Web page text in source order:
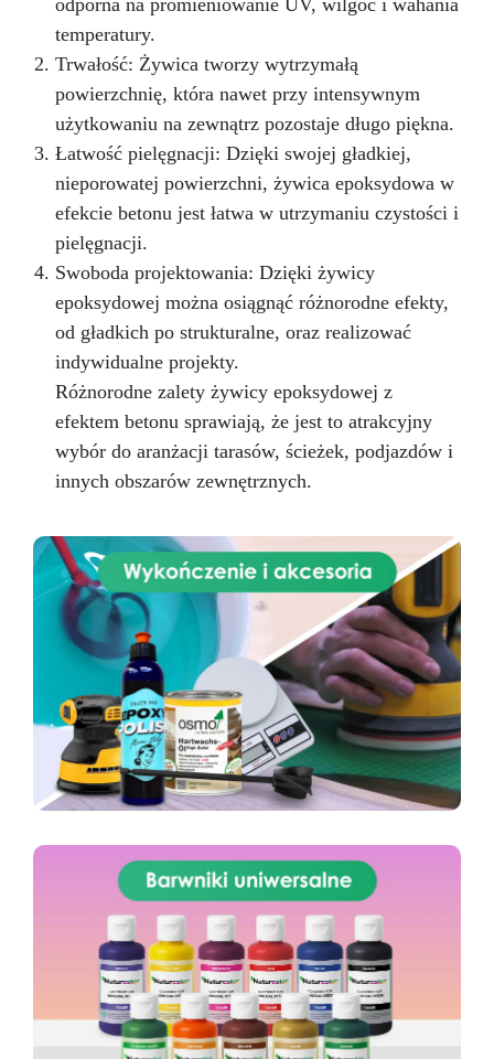
odporna na promieniowanie UV, wilgoć i wahania
temperatury.
Trwałość: Żywica tworzy wytrzymałą
powierzchnię, która nawet przy intensywnym
użytkowaniu na zewnątrz pozostaje długo piękna.
Łatwość pielęgnacji: Dzięki swojej gładkiej,
nieporowatej powierzchni, żywica epoksydowa w
efekcie betonu jest łatwa w utrzymaniu czystości i
pielęgnacji.
Swoboda projektowania: Dzięki żywicy
epoksydowej można osiągnąć różnorodne efekty,
od gładkich po strukturalne, oraz realizować
indywidualne projekty.
Różnorodne zalety żywicy epoksydowej z
efektem betonu sprawiają, że jest to atrakcyjny
wybór do aranżacji tarasów, ścieżek, podjazdów i
innych obszarów zewnętrznych.